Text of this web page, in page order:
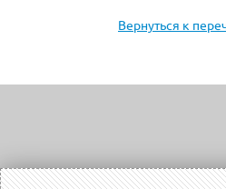
Вернуться к